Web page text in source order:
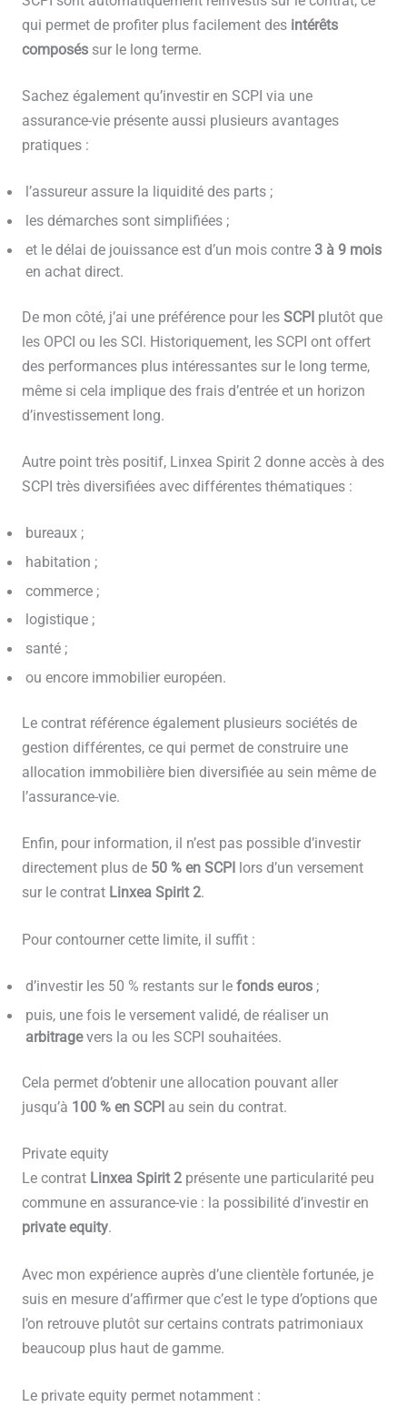
qui permet de profiter plus facilement des intérêts
composéssur le long terme.
Sachez également qu’investir en SCPI via une
assurance-vie présente aussi plusieurs avantages
pratiques :
l’assureur assure la liquidité des parts ;
les démarches sont simplifiées ;
et le délai de jouissance est d’un mois contre 3 à 9 mois
en achat direct.
De mon côté, j’ai une préférence pour les SCPI plutôt que
les OPCI ou les SCI. Historiquement, les SCPI ont offert
des performances plus intéressantes sur le long terme,
même si cela implique des frais d’entrée et un horizon
d’investissement long.
Autre point très positif, Linxea Spirit 2 donne accès à des
SCPI très diversifiées avec différentes thématiques :
bureaux ;
habitation ;
commerce ;
logistique ;
santé ;
ou encore immobilier européen.
Le contrat référence également plusieurs sociétés de
gestion différentes, ce qui permet de construire une
allocation immobilière bien diversifiée au sein même de
l’assurance-vie.
Enfin, pour information, il n’est pas possible d’investir
directement plus de 50 % en SCPI
lors d’un versement
sur le contrat Linxea Spirit 2.
Pour contourner cette limite, il suffit :
d’investir les 50 % restants sur le fonds euros;
puis, une fois le versement validé, de réaliser un
arbitragevers la ou les SCPI souhaitées.
Cela permet d’obtenir une allocation pouvant aller
jusqu’à 100 % en SCPI au sein du contrat.
Private equity
Le contrat Linxea Spirit 2présente une particularité peu
commune en assurance-vie : la possibilité d’investir en
private equity.
Avec mon expérience auprès d’une clientèle fortunée, je
suis en mesure d’affirmer que c’est le type d’options que
l’on retrouve plutôt sur certains contrats patrimoniaux
beaucoup plus haut de gamme.
Le private equity permet notamment :